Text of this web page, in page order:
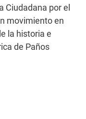
por el
movimiento en
la historia e
de Paños